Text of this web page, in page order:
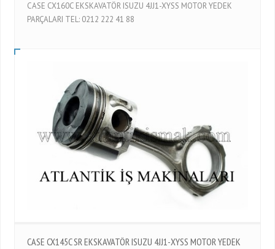
CASE CX160C EKSKAVATÖR ISUZU 4JJ1-XYSS MOTOR YEDEK
PARÇALARI TEL: 0212 222 41 88
CASE CX145C SR EKSKAVATÖR ISUZU 4JJ1-XYSS MOTOR YEDEK